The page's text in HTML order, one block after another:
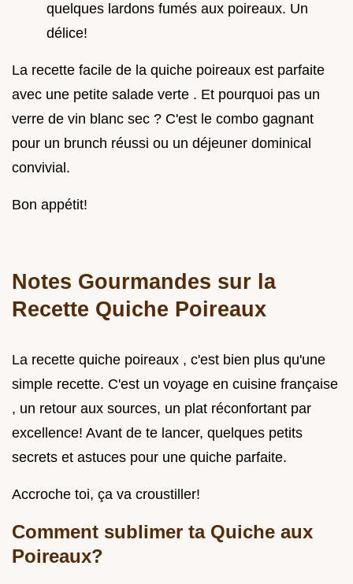
quelques lardons fumés aux poireaux. Un
délice!
La recette facile de la quiche poireaux est parfaite
avec une petite salade verte . Et pourquoi pas un
verre de vin blanc sec ? C'est le combo gagnant
pour un brunch réussi ou un déjeuner dominical
convivial.
Bon appétit!
Notes Gourmandes sur la
Recette Quiche Poireaux
La recette quiche poireaux , c'est bien plus qu'une
simple recette. C'est un voyage en cuisine française
, un retour aux sources, un plat réconfortant par
excellence! Avant de te lancer, quelques petits
secrets et astuces pour une quiche parfaite.
Accroche toi, ça va croustiller!
Comment sublimer ta Quiche aux
Poireaux?